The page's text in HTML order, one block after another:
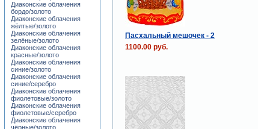
Пасхальный мешочек - 2
1100.00 руб.
Диаконские облачения
бордо/золото
Диаконские облачения
жёлтые/золото
Диаконские облачения
зелёные/золото
Диаконские облачения
красные/золото
Диаконские облачения
синие/золото
Диаконские облачения
синие/серебро
Диаконские облачения
фиолетовые/золото
Диаконские облачения
фиолетовые/серебро
Диаконские облачения
чёрные/золото